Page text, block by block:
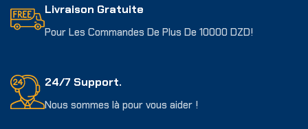
Livraison Gratuite
Pour Les Commandes De Plus De 10000 DZD!
24/7 Support.
Nous sommes là pour vous aider !